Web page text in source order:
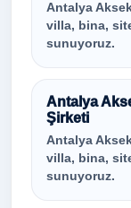
Antalya
villa, bina,
sunuyoruz.
Antalya
Şirketi
Antalya
villa, bina,
sunuyoruz.